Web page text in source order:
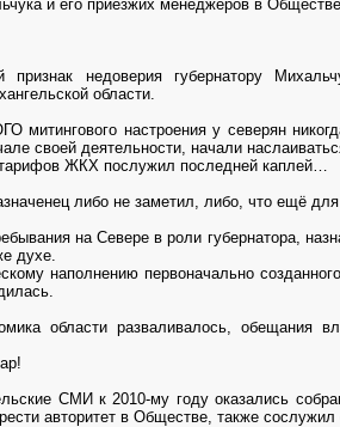
и его приезжих менеджеров в
недоверия губернатору
области.
митингового настроения у северян
своей деятельности, начали
тарифов ЖКХ послужил последней каплей…
либо не заметил, либо, что ещё
на Севере в роли губернатора,
духе.
наполнению первоначально
области разваливалось, обещания
СМИ к 2010-му году оказались
авторитет в Обществе, также